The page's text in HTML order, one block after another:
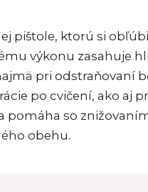
pištole, ktorú si
výkonu zasahuje
pri odstraňovaní
po cvičení, ako aj
pomáha so
obehu.